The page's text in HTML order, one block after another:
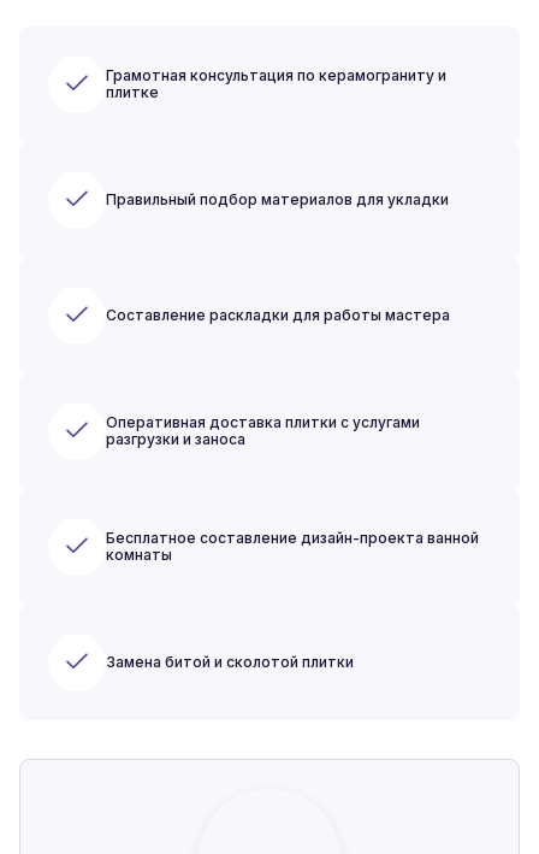
Грамотная консультация по керамограниту и
плитке
Правильный подбор материалов для укладки
Составление раскладки для работы мастера
Оперативная доставка плитки с услугами
разгрузки и заноса
Бесплатное составление дизайн-проекта ванной
комнаты
Замена битой и сколотой плитки